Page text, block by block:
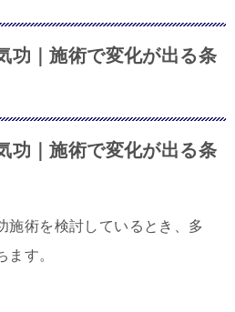
功｜施術で変化が出る条
功｜施術で変化が出る条
施術を検討しているとき、多
ます。